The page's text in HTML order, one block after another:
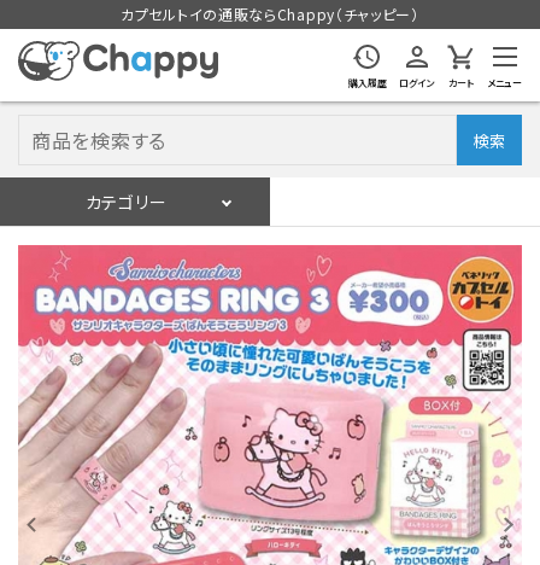
カプセルトイの通販ならChappy（チャッピー）
購入履歴 ログイン カート メニュー
検索
カテゴリー
ログイン 会員登録
入荷スケジュールをチェック
カプセルトイマシン本体
カプセルトイ
販促用空カプセル